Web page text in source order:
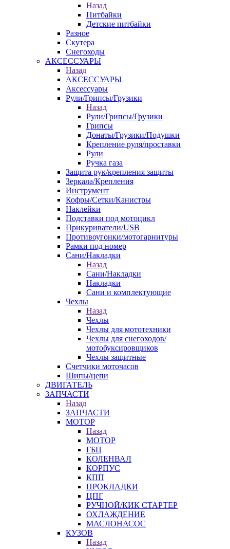
Назад
Питбайки
Детские питбайки
Разное
Скутера
Снегоходы
АКСЕССУАРЫ
Назад
АКСЕССУАРЫ
Аксессуары
Рули/Грипсы/Грузики
Назад
Рули/Грипсы/Грузики
Грипсы
Донаты/Грузики/Подушки
Крепление руля/проставки
Рули
Ручка газа
Защита рук/крепления защиты
Зеркала/Крепления
Инструмент
Кофры/Сетки/Канистры
Наклейки
Подставки под мотоцикл
Прикуриватели/USB
Противоугонки/мотогарнитуры
Рамки под номер
Сани/Накладки
Назад
Сани/Накладки
Накладки
Сани и комплектующие
Чехлы
Назад
Чехлы
Чехлы для мототехники
Чехлы для снегоходов/
мотобуксировщиков
Чехлы защитные
Счетчики моточасов
Шипы/цепи
ДВИГАТЕЛЬ
ЗАПЧАСТИ
Назад
ЗАПЧАСТИ
МОТОР
Назад
МОТОР
ГБЦ
КОЛЕНВАЛ
КОРПУС
КПП
ПРОКЛАДКИ
ЦПГ
РУЧНОЙ/КИК СТАРТЕР
ОХЛАЖДЕНИЕ
МАСЛОНАСОС
КУЗОВ
Назад